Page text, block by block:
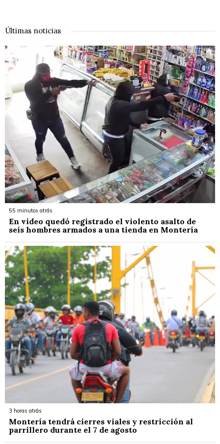
Últimas noticias
55 minutos atrás
En video quedó registrado el violento asalto de
seis hombres armados a una tienda en Montería
3 horas atrás
Montería tendrá cierres viales y restricción al
parrillero durante el 7 de agosto